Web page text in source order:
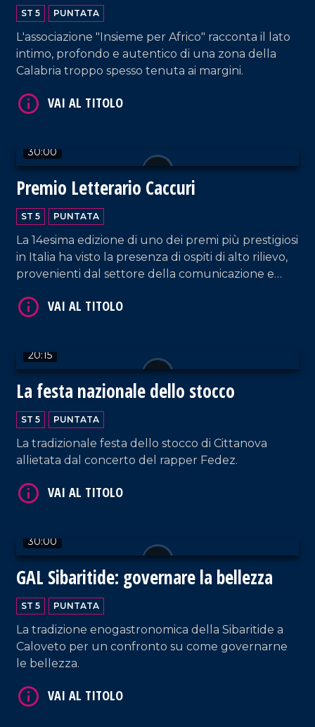
ST 5 PUNTATA
L'associazione "Insieme per Africo" racconta il lato
intimo, profondo e autentico di una zona della
Calabria troppo spesso tenuta ai margini.
30:00
Premio Letterario Caccuri
ST 5 PUNTATA
La 14esima edizione di uno dei premi più prestigiosi
in Italia ha visto la presenza di ospiti di alto rilievo,
provenienti dal settore della comunicazione e
20:15
La festa nazionale dello stocco
ST 5 PUNTATA
La tradizionale festa dello stocco di Cittanova
allietata dal concerto del rapper Fedez.
30:00
GAL Sibaritide: governare la bellezza
ST 5 PUNTATA
La tradizione enogastronomica della Sibaritide a
Caloveto per un confronto su come governarne
le bellezza.
VAI AL TITOLO
VAI AL TITOLO
VAI AL TITOLO